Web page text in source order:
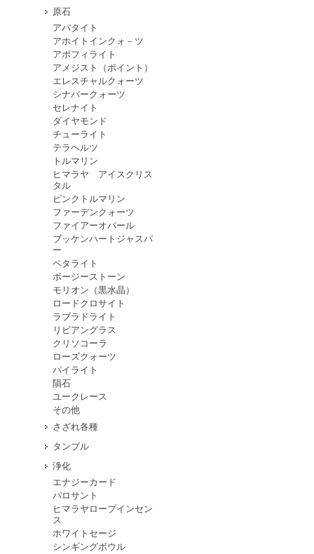
原石
アパタイト
アホイトインクォ－ツ
アポフィライト
アメジスト（ポイント）
エレスチャルクォーツ
シナバークォーツ
セレナイト
ダイヤモンド
チューライト
テラヘルツ
トルマリン
ヒマラヤ アイスクリス
タル
ピンクトルマリン
ファーデンクォーツ
ファイアーオパール
ブッケンハートジャスパ
ー
ペタライト
ボージーストーン
モリオン（黒水晶）
ロードクロサイト
ラブラドライト
リビアングラス
クリソコーラ
ローズクォーツ
パイライト
隕石
ユークレース
その他
さざれ各種
タンブル
浄化
エナジーカード
パロサント
ヒマラヤロープインセン
ス
ホワイトセージ
シンギングボウル